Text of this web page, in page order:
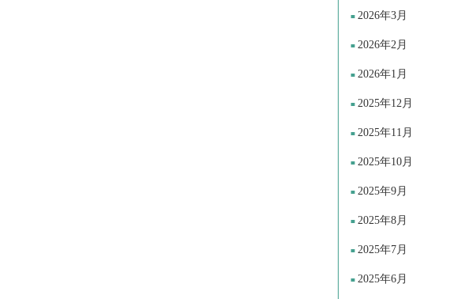
2026年3月
2026年2月
2026年1月
2025年12月
2025年11月
2025年10月
2025年9月
2025年8月
2025年7月
2025年6月